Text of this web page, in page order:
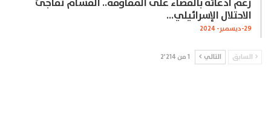
الاحتلال الإسرائيلي…
29-ديسمبر- 2024
السابق التالي 1 من 2٬214